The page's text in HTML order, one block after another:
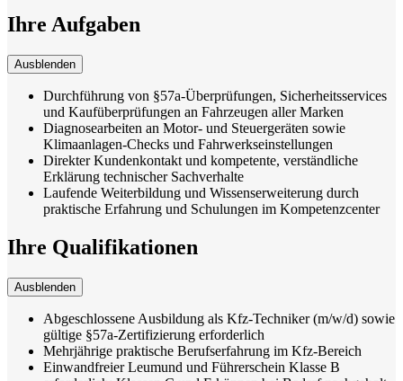
Ihre Aufgaben
Ausblenden
Durchführung von §57a-Überprüfungen, Sicherheitsservices
und Kaufüberprüfungen an Fahrzeugen aller Marken
Diagnosearbeiten an Motor- und Steuergeräten sowie
Klimaanlagen-Checks und Fahrwerkseinstellungen
Direkter Kundenkontakt und kompetente, verständliche
Erklärung technischer Sachverhalte
Laufende Weiterbildung und Wissenserweiterung durch
praktische Erfahrung und Schulungen im Kompetenzcenter
Ihre Qualifikationen
Ausblenden
Abgeschlossene Ausbildung als Kfz-Techniker (m/w/d) sowie
gültige §57a-Zertifizierung erforderlich
Mehrjährige praktische Berufserfahrung im Kfz-Bereich
Einwandfreier Leumund und Führerschein Klasse B